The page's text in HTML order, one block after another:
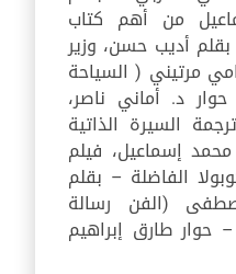
من أهم كتاب
أديب حسن، وزير
مرتيني ( السياحة
د. أماني ناصر،
السيرة الذاتية
إسماعيل، فيلم
الفاضلة – بقلم
(الفن رسالة
طارق إبراهيم